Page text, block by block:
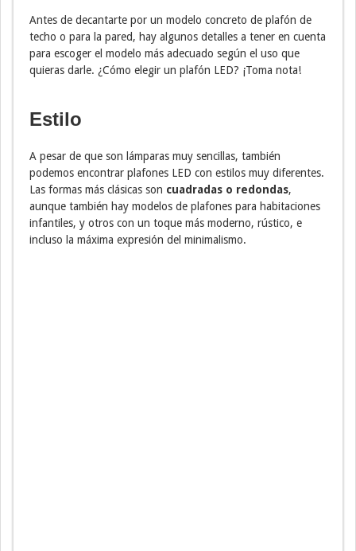
Antes de decantarte por un modelo concreto de plafón de
techo o para la pared, hay algunos detalles a tener en cuenta
para escoger el modelo más adecuado según el uso que
quieras darle. ¿Cómo elegir un plafón LED? ¡Toma nota!
Estilo
A pesar de que son lámparas muy sencillas, también
podemos encontrar plafones LED con estilos muy diferentes.
Las formas más clásicas son cuadradas o redondas,
aunque también hay modelos de plafones para habitaciones
infantiles, y otros con un toque más moderno, rústico, e
incluso la máxima expresión del minimalismo.